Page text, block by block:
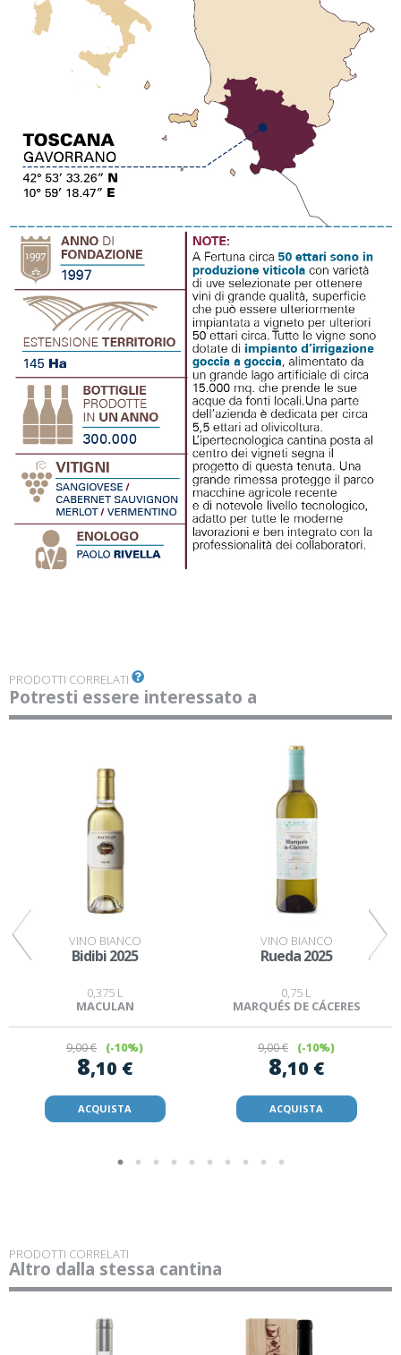
PRODOTTI CORRELATI
Potresti essere interessato a
VINO BIANCO
Bidibi 2025
0,375 L
MACULAN
9,00 € (-10%)
8,10 €
ACQUISTA
VINO BIANCO
Rueda 2025
0,75 L
MARQUÉS DE CÁCERES
9,00 € (-10%)
8,10 €
ACQUISTA
PRODOTTI CORRELATI
Altro dalla stessa cantina